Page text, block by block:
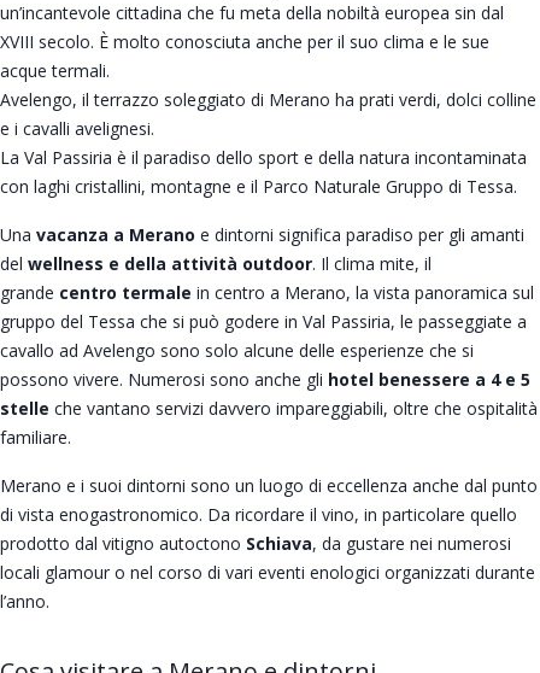
un’incantevole cittadina che fu meta della nobiltà europea sin dal
XVIII secolo. È molto conosciuta anche per il suo clima e le sue
acque termali.
Avelengo, il terrazzo soleggiato di Merano ha prati verdi, dolci colline
e i cavalli avelignesi.
La Val Passiria è il paradiso dello sport e della natura incontaminata
con laghi cristallini, montagne e il Parco Naturale Gruppo di Tessa.
Una vacanza a Merano e dintorni significa paradiso per gli amanti
del wellness e della attività outdoor. Il clima mite, il
grande centro termale in centro a Merano, la vista panoramica sul
gruppo del Tessa che si può godere in Val Passiria, le passeggiate a
cavallo ad Avelengo sono solo alcune delle esperienze che si
possono vivere. Numerosi sono anche gli hotel benessere a 4 e 5
stelle che vantano servizi davvero impareggiabili, oltre che ospitalità
familiare.
Merano e i suoi dintorni sono un luogo di eccellenza anche dal punto
di vista enogastronomico. Da ricordare il vino, in particolare quello
prodotto dal vitigno autoctono Schiava, da gustare nei numerosi
locali glamour o nel corso di vari eventi enologici organizzati durante
l’anno.